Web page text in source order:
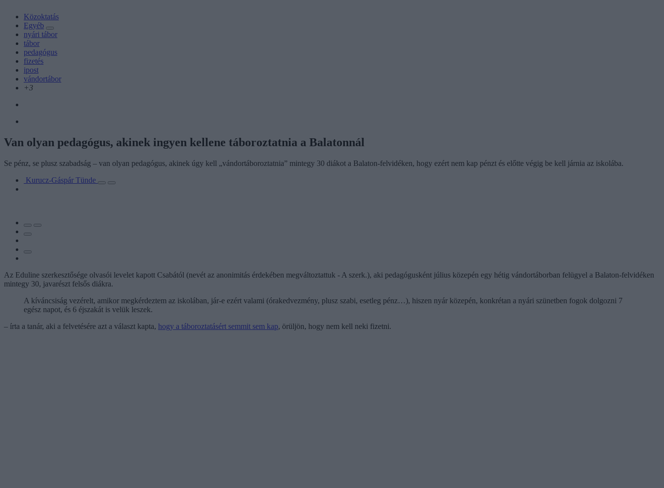
Közoktatás
Egyéb
nyári tábor
tábor
pedagógus
fizetés
ipost
vándortábor
+3
Van olyan pedagógus, akinek ingyen kellene táboroztatnia a Balatonnál
Se pénz, se plusz szabadság – van olyan pedagógus, akinek úgy kell „vándortáboroztatnia” mintegy 30 diákot a Balaton-felvidéken, hogy ezért nem kap pénzt és előtte végig be kell járnia az iskolába.
Kurucz-Gáspár Tünde
Az Eduline szerkesztősége olvasói levelet kapott Csabától (nevét az anonimitás érdekében megváltoztattuk - A szerk.), aki pedagógusként július közepén egy hétig vándortáborban felügyel a Balaton-felvidéken
mintegy 30, javarészt felsős diákra.
A kíváncsiság vezérelt, amikor megkérdeztem az iskolában, jár-e ezért valami (órakedvezmény, plusz szabi, esetleg pénz…), hiszen nyár közepén, konkrétan a nyári szünetben fogok dolgozni 7
egész napot, és 6 éjszakát is velük leszek.
– írta a tanár, aki a felvetésére azt a választ kapta, hogy a táboroztatásért semmit sem kap, örüljön, hogy nem kell neki fizetni.